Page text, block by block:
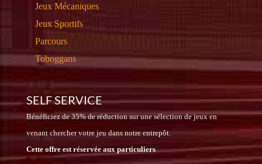
Jeux Mécaniques
Jeux Sportifs
Parcours
Toboggans
SELF SERVICE
Bénéficiez de 35% de réduction sur une sélection de jeux en
venant chercher votre jeu dans notre entrepôt.
Cette offre est réservée aux particuliers